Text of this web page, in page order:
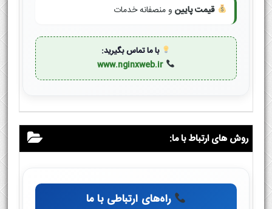
قیمت پایین و منصفانه خدمات
با ما تماس بگیرید:
www.nginxweb.ir
روش های ارتباط با ما:
راه‌های ارتباطی با ما